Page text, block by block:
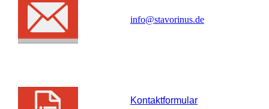
info@stavorinus.de
Kontaktformular